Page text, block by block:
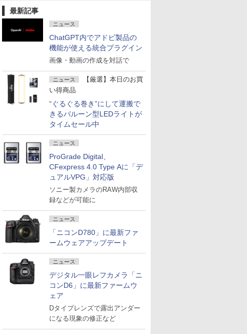
最新記事
ニュース
ChatGPT内でアドビ製品の
機能が使える統合プラグイン
画像・動画の作成を対話で
ニュース
【厳選】本日のお買
い得商品
“ぐるぐる巻き”にして運搬で
きるバルーン型LEDライトが
タイムセール中
ニュース
ProGrade Digital、
CFexpress 4.0 Type Aに「デ
ュアルVPG」対応版
ソニー製カメラのRAW内部収
録などが可能に
ニュース
「ニコンD780」に最新ファ
ームウェアアップデート
ニュース
デジタル一眼レフカメラ「ニ
コンD6」に最新ファームウ
ェア
Dタイプレンズで露出アンダー
になる現象の修正など